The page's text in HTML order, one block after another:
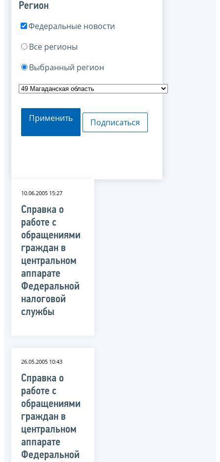
Регион
Федеральные новости
Все регионы
Выбранный регион
Применить Подписаться
10.06.2005 15:27
Справка о
работе с
обращениями
граждан в
центральном
аппарате
Федеральной
налоговой
службы
26.05.2005 10:43
Справка о
работе с
обращениями
граждан в
центральном
аппарате
Федеральной